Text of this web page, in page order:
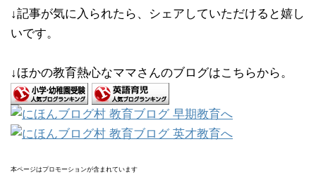
↓記事が気に入られたら、シェアしていただけると嬉し
いです。
↓ほかの教育熱心なママさんのブログはこちらから。
本ページはプロモーションが含まれています